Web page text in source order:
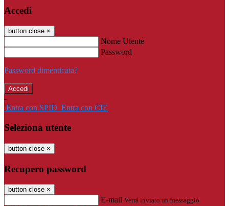
Accedi
button close ×
Nome Utente
Password
Password dimenticata?
-
Entra con SPID Entra con CIE
Seleziona utente
button close ×
Recupero password
button close ×
E-mail Verrà inviato un messaggio